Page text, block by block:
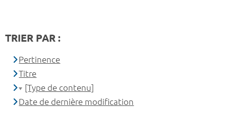
TRIER PAR :
Pertinence
Titre
[Type de contenu]
Date de dernière modification